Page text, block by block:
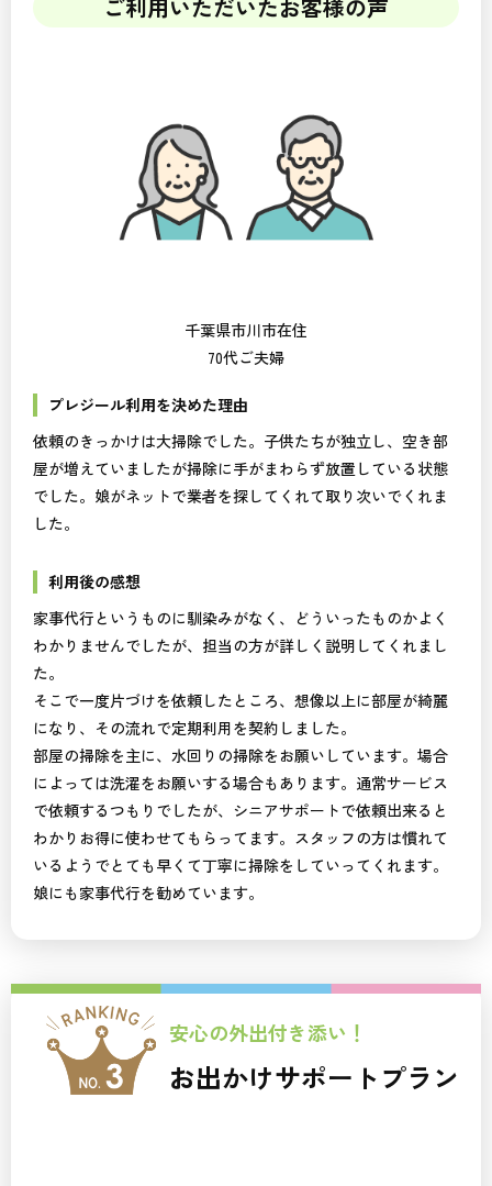
ご利用いただいたお客様の声
千葉県市川市在住
70代ご夫婦
プレジール利用を決めた理由
依頼のきっかけは大掃除でした。子供たちが独立し、空き部
屋が増えていましたが掃除に手がまわらず放置している状態
でした。娘がネットで業者を探してくれて取り次いでくれま
した。
利用後の感想
家事代行というものに馴染みがなく、どういったものかよく
わかりませんでしたが、担当の方が詳しく説明してくれまし
た。
そこで一度片づけを依頼したところ、想像以上に部屋が綺麗
になり、その流れで定期利用を契約しました。
部屋の掃除を主に、水回りの掃除をお願いしています。場合
によっては洗濯をお願いする場合もあります。通常サービス
で依頼するつもりでしたが、シニアサポートで依頼出来ると
わかりお得に使わせてもらってます。スタッフの方は慣れて
いるようでとても早くて丁寧に掃除をしていってくれます。
娘にも家事代行を勧めています。
安心の外出付き添い！
お出かけサポートプラン